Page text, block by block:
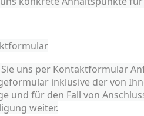
uns per Kontaktformular
inklusive der von
und für den Fall von
weiter.